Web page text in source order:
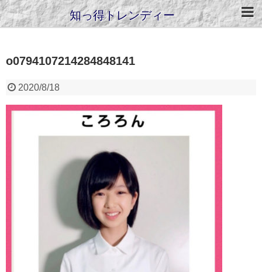
知っ得トレンディー
o0794107214284848141
2020/8/18